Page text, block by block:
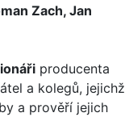
Zach, Jan
producenta
a kolegů, jejichž
a prověří jejich